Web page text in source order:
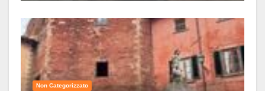
Non Categorizzato